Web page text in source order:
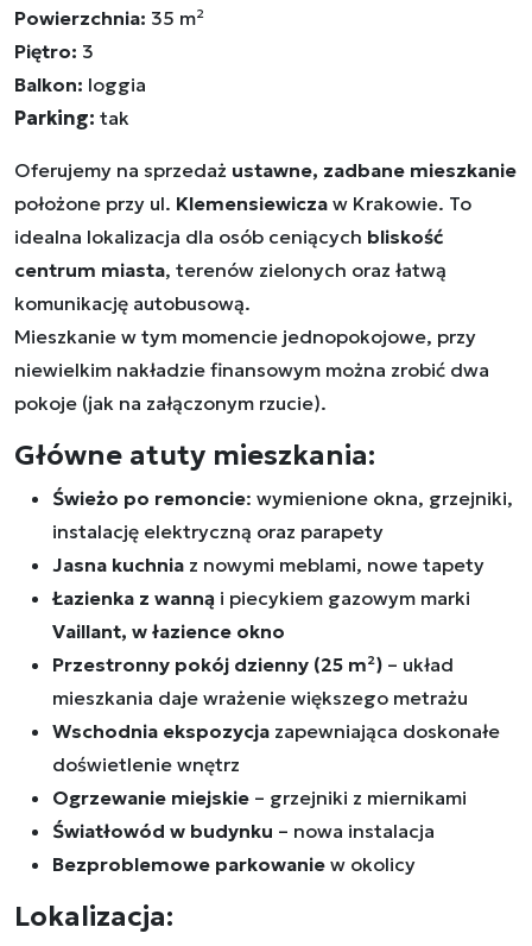
Powierzchnia: 35 m²
Piętro: 3
Balkon: loggia
Parking: tak
Oferujemy na sprzedaż ustawne, zadbane mieszkanie
położone przy ul. Klemensiewicza w Krakowie. To
idealna lokalizacja dla osób ceniących bliskość
centrum miasta, terenów zielonych oraz łatwą
komunikację autobusową.
Mieszkanie w tym momencie jednopokojowe, przy
niewielkim nakładzie finansowym można zrobić dwa
pokoje (jak na załączonym rzucie).
Główne atuty mieszkania:
Świeżo po remoncie: wymienione okna, grzejniki,
instalację elektryczną oraz parapety
Jasna kuchnia z nowymi meblami, nowe tapety
Łazienka z wanną i piecykiem gazowym marki
Vaillant, w łazience okno
Przestronny pokój dzienny (25 m²) – układ
mieszkania daje wrażenie większego metrażu
Wschodnia ekspozycja zapewniająca doskonałe
doświetlenie wnętrz
Ogrzewanie miejskie – grzejniki z miernikami
Światłowód w budynku – nowa instalacja
Bezproblemowe parkowanie w okolicy
Lokalizacja: